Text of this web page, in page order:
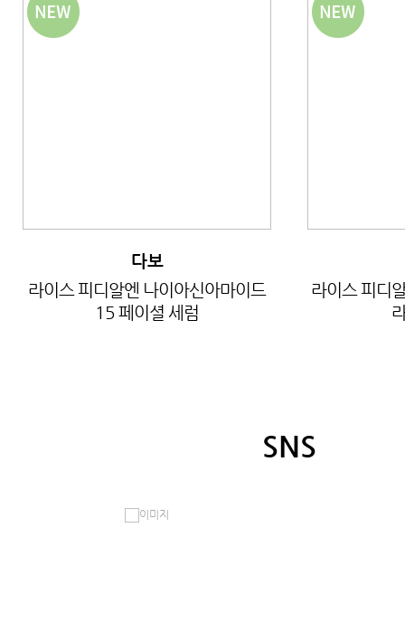
다보
라이스 피디알엔 나이아신아마이드
15 페이셜 세럼
라이스 피디
SNS